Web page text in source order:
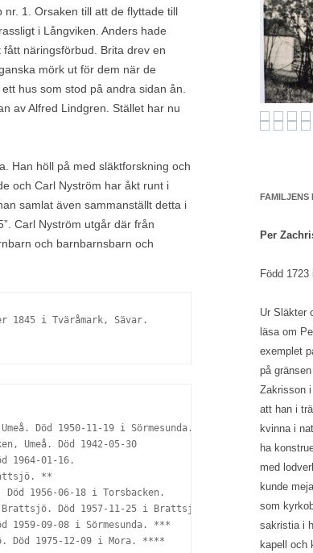
1. Orsaken till att de flyttade till
i Långviken. Anders hade
näringsförbud. Brita drev en
mörk ut för dem när de
hus som stod på andra sidan ån.
av Alfred Lindgren. Stället har nu
Han höll på med släktforskning och
och Carl Nyström har åkt runt i
samlat även sammanställt detta i
Carl Nyström utgår där från
och barnbarnsbarn och
1845 i Tväråmark, Sävar.
FAMILJENS
Per
Född
Ur Släkter
läsa om
exemplet
på
Zakrisson i
att han i
kvinna i
ha
med
kunde
som
sakristia i
kapell och